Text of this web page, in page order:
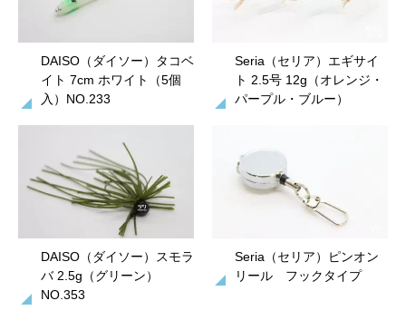
DAISO（ダイソー）タコベ
イト 7cm ホワイト（5個
入）NO.233
Seria（セリア）エギサイ
ト 2.5号 12g（オレンジ・
パープル・ブルー）
DAISO（ダイソー）スモラ
バ 2.5g（グリーン）
NO.353
Seria（セリア）ピンオン
リール フックタイプ